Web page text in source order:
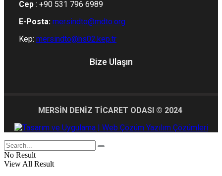
Cep : +90 531 796 6989
E-Posta: mersindto@mdto.org
Kep: mersindto@hs02.kep.tr
Bize Ulaşın
MERSİN DENİZ TİCARET ODASI © 2024
No Result
View All Result